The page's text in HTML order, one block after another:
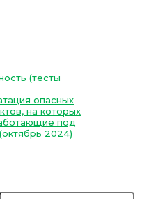
(тесты
опасных
на которых
под
2024)